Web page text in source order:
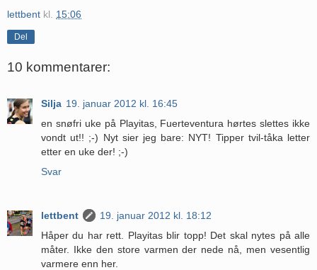
lettbent kl. 15:06
Del
10 kommentarer:
Silja 19. januar 2012 kl. 16:45
en snøfri uke på Playitas, Fuerteventura hørtes slettes ikke
vondt ut!! ;-) Nyt sier jeg bare: NYT! Tipper tvil-tåka letter
etter en uke der! ;-)
Svar
lettbent
19. januar 2012 kl. 18:12
Håper du har rett. Playitas blir topp! Det skal nytes på alle
måter. Ikke den store varmen der nede nå, men vesentlig
varmere enn her.